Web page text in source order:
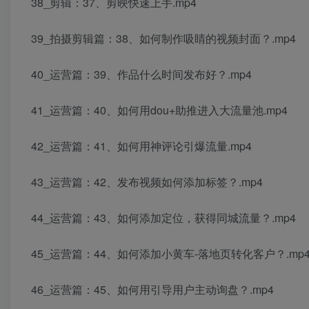
39_拍摄剪辑篇：38、如何制作吸睛的视频封面？.mp4
40_运营篇：39、作品什么时间发布好？.mp4
41_运营篇：40、如何用dou+助推进入大流量池.mp4
42_运营篇：41、如何用神评论引爆流量.mp4
43_运营篇：42、发布视频如何添加标签？.mp4
44_运营篇：43、如何添加定位，获得同城流量？.mp4
45_运营篇：44、如何添加小黄车-落地页转化客户？
46_运营篇：45、如何用引导用户主动询盘？.mp4